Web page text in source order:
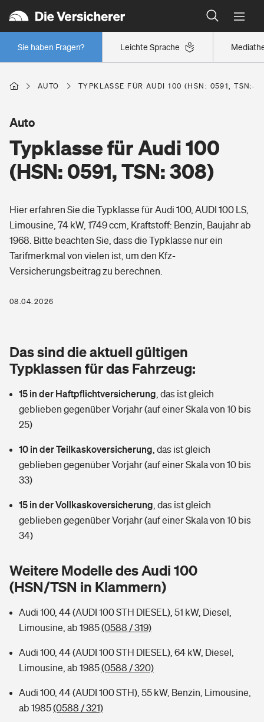
Leichte Sprache
Sie haben Fragen?
Wer versichert was: Jetzt Versicherer finden
Regionalklassen: So ist Ihre Region eingestuft
Wer versichert was: Jetzt Versicherer finden
Berufsunfähigkeitsversicherung
Erwerbsunfähigkeitsversicherung
Grundfähigkeitsversicherung
Arbeitsrechtsschutz
Berufshaftpflichtversicherung
Zur Übersicht
Tools
Wer versichert was: Jetzt Versicherer finden
Sie haben Fragen?
Wohnen
Glasversicherung
Mietkautionsversicherung
Restkreditversicherung
Zur Übersicht
Tools
Wer versichert was: Jetzt Versicherer finden
Sie haben Fragen?
Freizeit
Pri­vate Haft­pflicht­
Kinderunfall­ver­si­che­rung
Kinderinvalidität
Hundehalter-Haftpflicht
Handyversicherung
Musikinstrumentenversicherung
Zur Übersicht
Kinderunfall-Check: Mehr Sicherheit für deine Kids
Gesundheit
Private Krankenversicherung
Dread-Disease-Versicherung
Tierkrankenversicherung
Zur Übersicht
Tools
Wer versichert was: Jetzt Versicherer finden
Sie haben Fragen?
Rentenrechner: Wie viel Geld bekomme ich im Alter?
AUTO TYPKLASSE FÜR AUDI 100 (HSN: 0591, TSN:
Typklasse für Audi 100
(HSN: 0591, TSN: 308)
Auto
Hier erfahren Sie die Typklasse für Audi 100, AUDI 100 LS,
Limousine, 74 kW, 1749 ccm, Kraftstoff: Benzin, Baujahr ab
1968. Bitte beachten Sie, dass die Typklasse nur ein
Tarifmerkmal von vielen ist, um den Kfz-
Versicherungsbeitrag zu berechnen.
08.04.2026
Das sind die aktuell gültigen
Typklassen für das Fahrzeug:
15 in der Haftpflichtversicherung das ist gleich
geblieben gegenüber Vorjahr (auf einer Skala von 10 bis
25)
10 in der Teilkaskoversicherung das ist gleich
geblieben gegenüber Vorjahr (auf einer Skala von 10 bis
33)
15 in der Vollkaskoversicherung das ist gleich
geblieben gegenüber Vorjahr (auf einer Skala von 10 bis
34)
Weitere Modelle des Audi 100
(HSN/TSN in Klammern)
Audi 100, 44 (AUDI 100 STH DIESEL), 51 kW, Diesel,
Limousine, ab 1985(0588 / 319)
Audi 100, 44 (AUDI 100 STH DIESEL), 64 kW, Diesel,
Limousine, ab 1985(0588 / 320)
Audi 100, 44 (AUDI 100 STH), 55 kW, Benzin, Limousine,
ab 1985(0588 / 321)